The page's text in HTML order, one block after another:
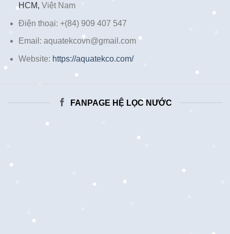
HCM, Việt Nam
Điện thoại: +(84) 909 407 547
Email: aquatekcovn@gmail.com
Website: https://aquatekco.com/
FANPAGE HỆ LỌC NƯỚC